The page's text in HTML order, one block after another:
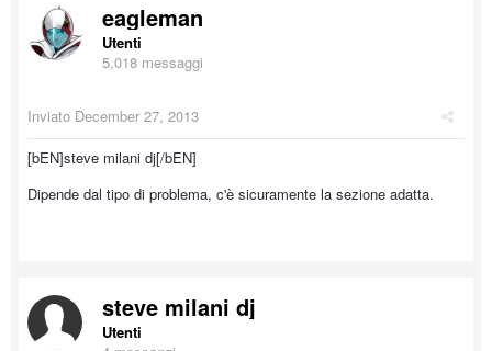
eagleman
Utenti
5,018 messaggi
Inviato December 27, 2013
[bEN]steve milani dj[/bEN]
Dipende dal tipo di problema, c'è sicuramente la sezione adatta.
steve milani dj
Utenti